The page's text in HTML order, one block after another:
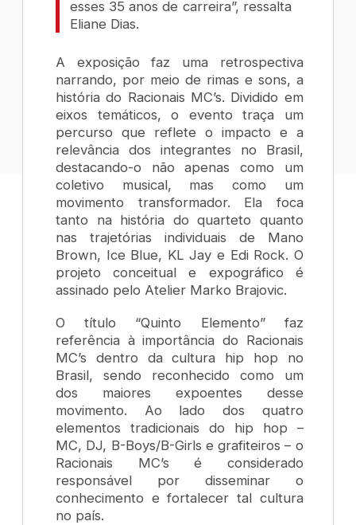
esses 35 anos de carreira”, ressalta
Eliane Dias.
A exposição faz uma retrospectiva
narrando, por meio de rimas e sons, a
história do Racionais MC’s. Dividido em
eixos temáticos, o evento traça um
percurso que reflete o impacto e a
relevância dos integrantes no Brasil,
destacando-o não apenas como um
coletivo musical, mas como um
movimento transformador. Ela foca
tanto na história do quarteto quanto
nas trajetórias individuais de Mano
Brown, Ice Blue, KL Jay e Edi Rock. O
projeto conceitual e expográfico é
assinado pelo Atelier Marko Brajovic.
O título “Quinto Elemento” faz
referência à importância do Racionais
MC’s dentro da cultura hip hop no
Brasil, sendo reconhecido como um
dos maiores expoentes desse
movimento. Ao lado dos quatro
elementos tradicionais do hip hop –
MC, DJ, B-Boys/B-Girls e grafiteiros – o
Racionais MC’s é considerado
responsável por disseminar o
conhecimento e fortalecer tal cultura
no país.